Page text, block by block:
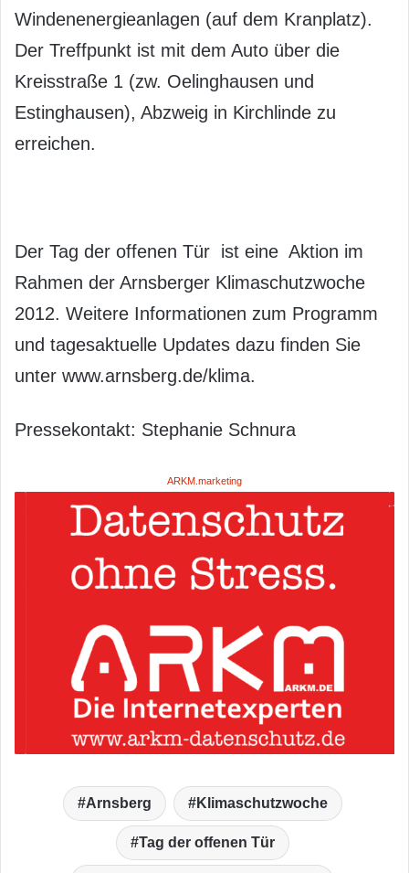
Windenenergieanlagen (auf dem Kranplatz).
Der Treffpunkt ist mit dem Auto über die
Kreisstraße 1 (zw. Oelinghausen und
Estinghausen), Abzweig in Kirchlinde zu
erreichen.
Der Tag der offenen Tür ist eine Aktion im
Rahmen der Arnsberger Klimaschutzwoche
2012. Weitere Informationen zum Programm
und tagesaktuelle Updates dazu finden Sie
unter www.arnsberg.de/klima.
Pressekontakt: Stephanie Schnura
ARKM.marketing
Arnsberg Klimaschutzwoche
Tag der offenen Tür